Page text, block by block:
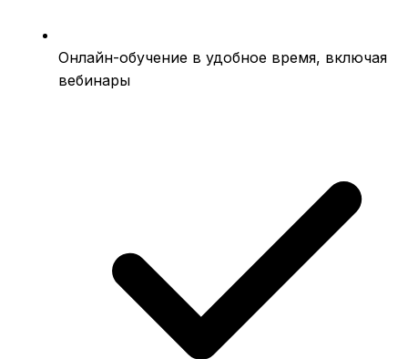
Онлайн-обучение в удобное время, включая
вебинары